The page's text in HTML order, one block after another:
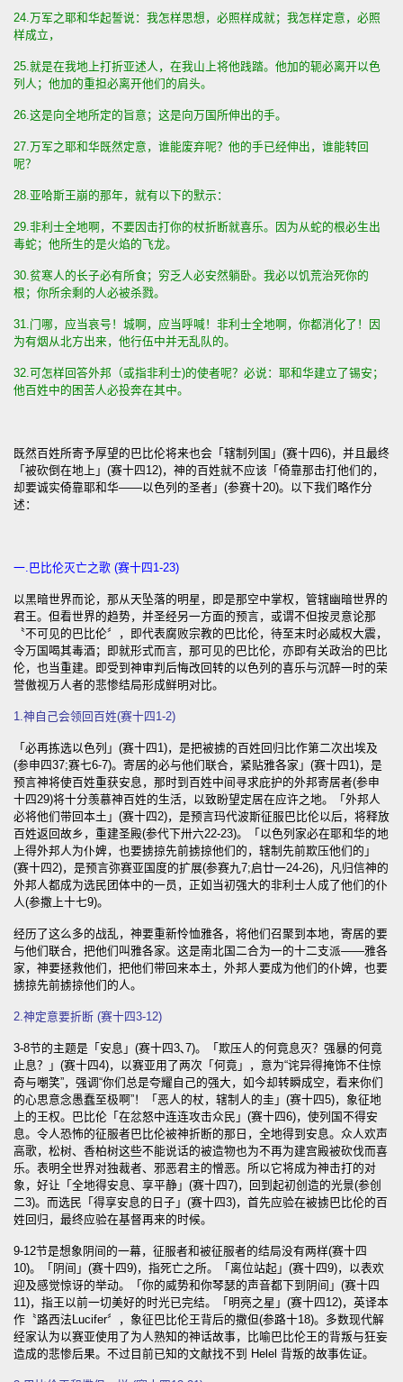
24.万军之耶和华起誓说：我怎样思想，必照样成就；我怎样定意，必照
样成立，
25.就是在我地上打折亚述人，在我山上将他践踏。他加的轭必离开以色
列人；他加的重担必离开他们的肩头。
26.这是向全地所定的旨意；这是向万国所伸出的手。
27.万军之耶和华既然定意，谁能废弃呢？他的手已经伸出，谁能转回
呢？
28.亚哈斯王崩的那年，就有以下的默示：
29.非利士全地啊，不要因击打你的杖折断就喜乐。因为从蛇的根必生出
毒蛇；他所生的是火焰的飞龙。
30.贫寒人的长子必有所食；穷乏人必安然躺卧。我必以饥荒治死你的
根；你所余剩的人必被杀戮。
31.门哪，应当哀号！城啊，应当呼喊！非利士全地啊，你都消化了！因
为有烟从北方出来，他行伍中并无乱队的。
32.可怎样回答外邦（或指非利士)的使者呢？必说：耶和华建立了锡安；
他百姓中的困苦人必投奔在其中。
既然百姓所寄予厚望的巴比伦将来也会「辖制列国」(赛十四6)，并且最终
「被砍倒在地上」(赛十四12)，神的百姓就不应该「倚靠那击打他们的，
却要诚实倚靠耶和华——以色列的圣者」(参赛十20)。以下我们略作分
述：
一.巴比伦灭亡之歌 (赛十四1-23)
以黑暗世界而论，那从天坠落的明星，即是那空中掌权，管辖幽暗世界的
君王。但看世界的趋势，并圣经另一方面的预言，或谓不但按灵意论那
〝不可见的巴比伦〞，即代表腐败宗教的巴比伦，待至末时必威权大震，
令万国喝其毒酒；即就形式而言，那可见的巴比伦，亦即有关政治的巴比
伦，也当重建。即受到神审判后悔改回转的以色列的喜乐与沉醉一时的荣
誉傲视万人者的悲惨结局形成鲜明对比。
1.神自己会领回百姓(赛十四1-2)
「必再拣选以色列」(赛十四1)，是把被掳的百姓回归比作第二次出埃及
(参申四37;赛七6-7)。寄居的必与他们联合，紧贴雅各家」(赛十四1)，是
预言神将使百姓重获安息，那时到百姓中间寻求庇护的外邦寄居者(参申
十四29)将十分羡慕神百姓的生活，以致盼望定居在应许之地。「外邦人
必将他们带回本土」(赛十四2)，是预言玛代波斯征服巴比伦以后，将释放
百姓返回故乡，重建圣殿(参代下卅六22-23)。「以色列家必在耶和华的地
上得外邦人为仆婢，也要掳掠先前掳掠他们的，辖制先前欺压他们的」
(赛十四2)，是预言弥赛亚国度的扩展(参赛九7;启廿一24-26)，凡归信神的
外邦人都成为选民团体中的一员，正如当初强大的非利士人成了他们的仆
人(参撒上十七9)。
经历了这么多的战乱，神要重新怜恤雅各，将他们召聚到本地，寄居的要
与他们联合，把他们叫雅各家。这是南北国二合为一的十二支派——雅各
家，神要拯救他们，把他们带回来本土，外邦人要成为他们的仆婢，也要
掳掠先前掳掠他们的人。
2.神定意要折断 (赛十四3-12)
3-8节的主题是「安息」(赛十四3､7)。「欺压人的何竟息灭？强暴的何竟
止息？」(赛十四4)，以赛亚用了两次「何竟」，意为“诧异得掩饰不住惊
奇与嘲笑”，强调“你们总是夸耀自己的强大，如今却转瞬成空，看来你们
的心思意念愚蠢至极啊”！「恶人的杖，辖制人的圭」(赛十四5)，象征地
上的王权。巴比伦「在忿怒中连连攻击众民」(赛十四6)，使列国不得安
息。令人恐怖的征服者巴比伦被神折断的那日，全地得到安息。众人欢声
高歌，松树、香柏树这些不能说话的被造物也为不再为建宫殿被砍伐而喜
乐。表明全世界对独裁者、邪恶君主的憎恶。所以它将成为神击打的对
象，好让「全地得安息、享平静」(赛十四7)，回到起初创造的光景(参创
二3)。而选民「得享安息的日子」(赛十四3)，首先应验在被掳巴比伦的百
姓回归，最终应验在基督再来的时候。
9-12节是想象阴间的一幕，征服者和被征服者的结局没有两样(赛十四
10)。「阴间」(赛十四9)，指死亡之所。「离位站起」(赛十四9)，以表欢
迎及感觉惊讶的举动。「你的威势和你琴瑟的声音都下到阴间」(赛十四
11)，指王以前一切美好的时光已完结。「明亮之星」(赛十四12)，英译本
作〝路西法Lucifer〞，象征巴比伦王背后的撒但(参路十18)。多数现代解
经家认为以赛亚使用了为人熟知的神话故事，比喻巴比伦王的背叛与狂妄
造成的悲惨后果。不过目前已知的文献找不到 Helel 背叛的故事佐证。